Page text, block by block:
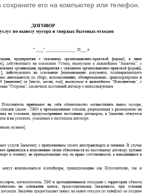
сохраните его на компьютер или телефон.